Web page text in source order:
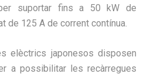
suportar fins a 50 kW de
de 125 A de corrent contínua.
elèctrics japonesos disposen
a possibilitar les recàrregues